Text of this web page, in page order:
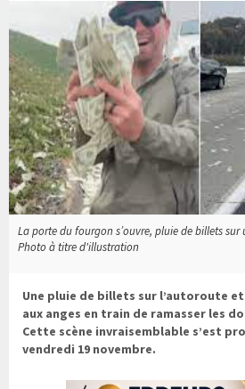
La porte du fourgon s’ouvre, pluie de billets
Photo à titre d'illustration
Une pluie de billets sur l’autoroute
aux anges en train de ramasser les
Cette scène invraisemblable s’est
vendredi 19 novembre.